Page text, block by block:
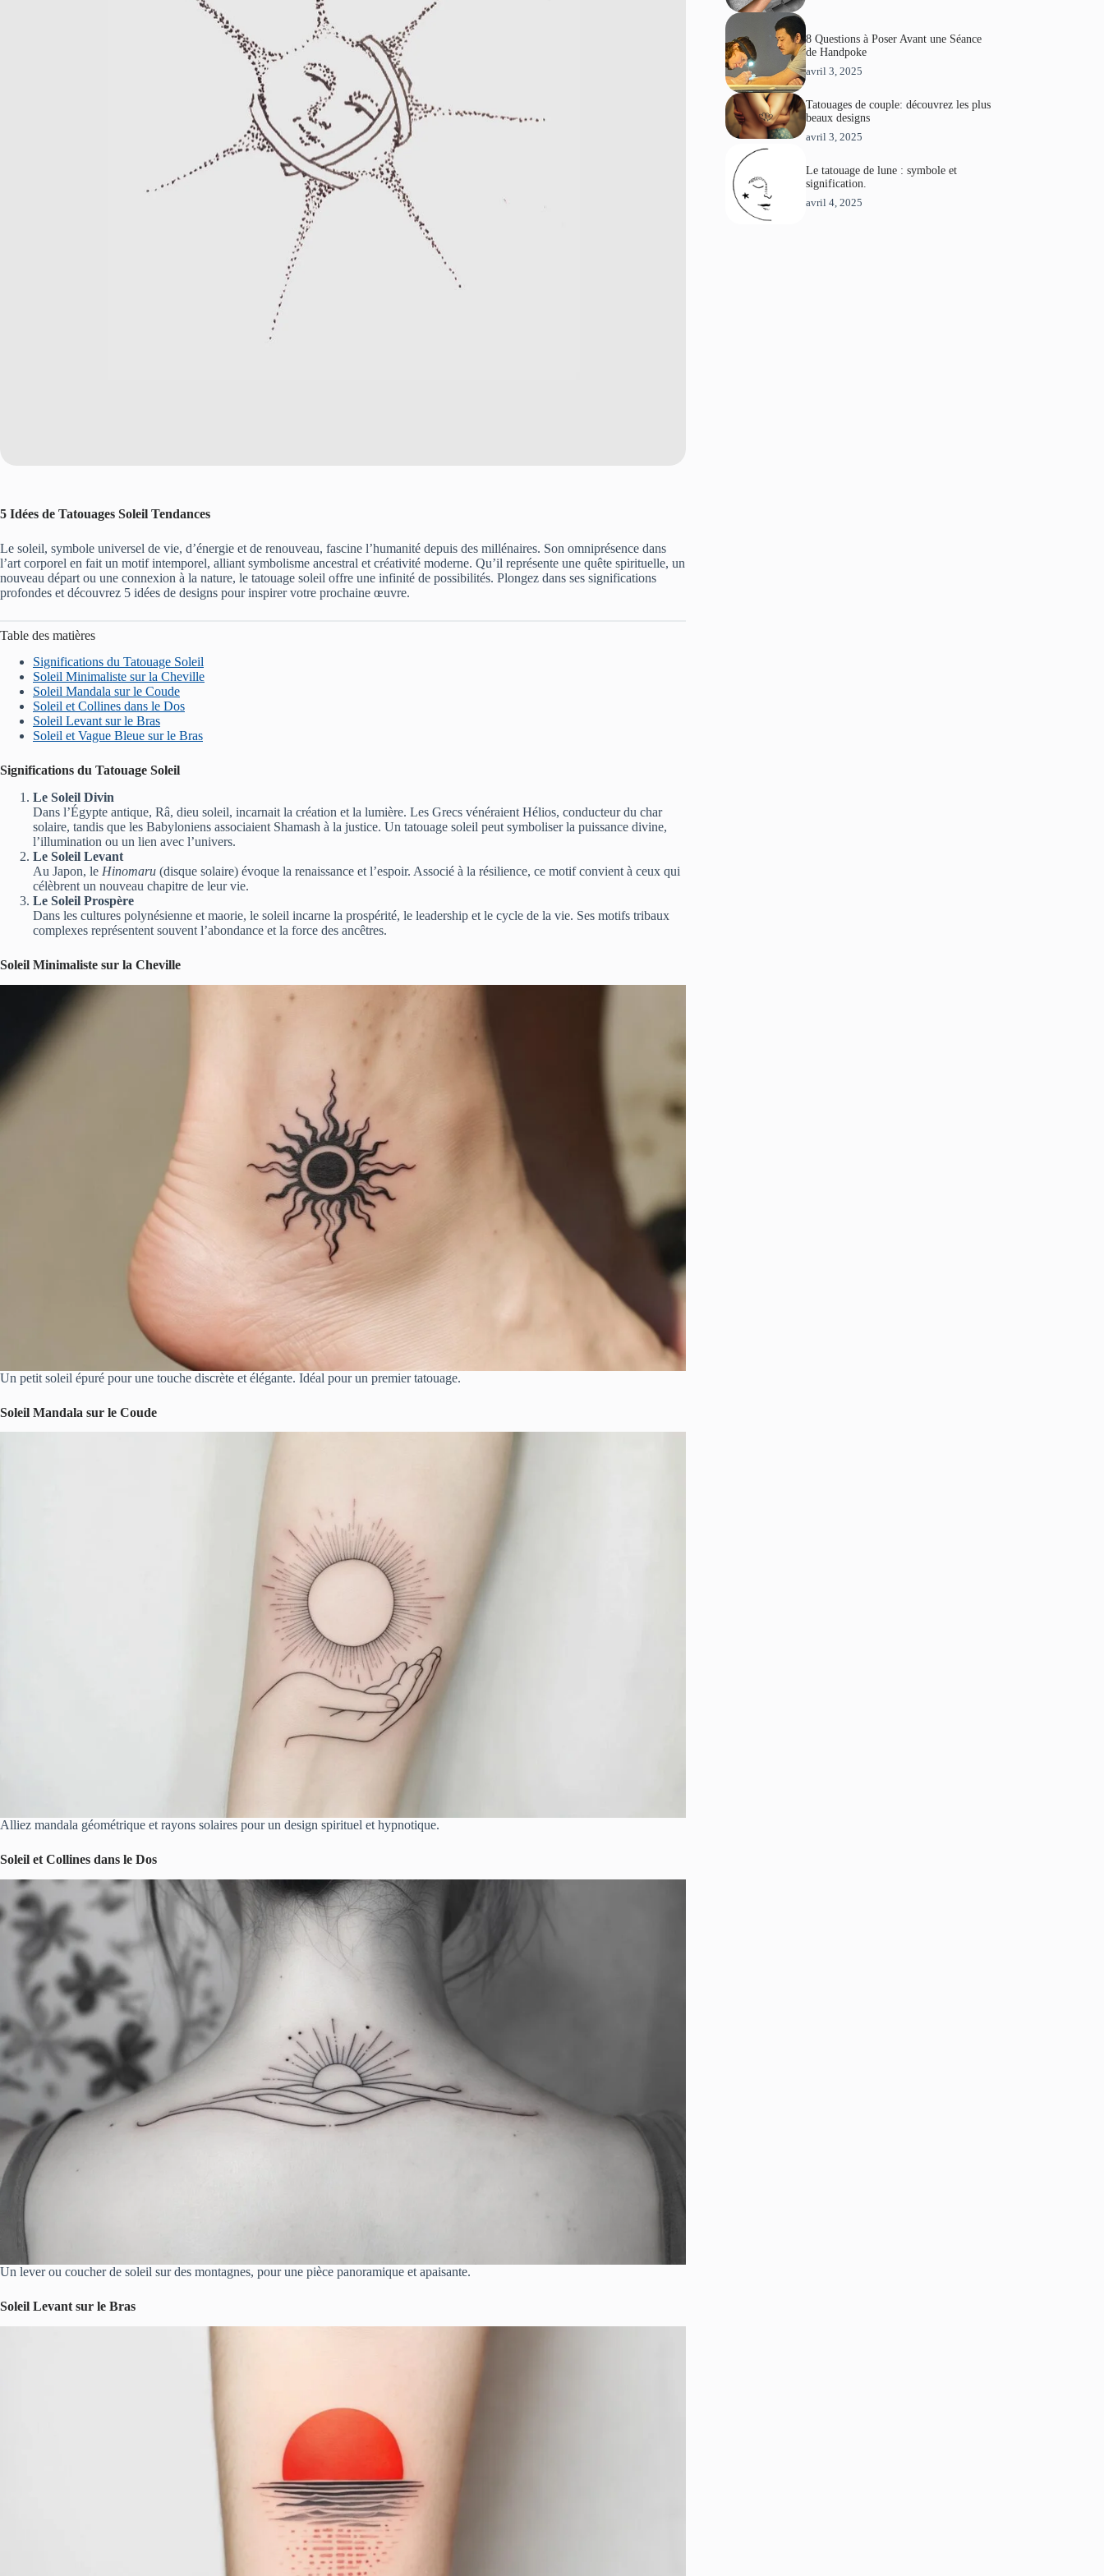
5 Idées de Tatouages Soleil Tendances
Le soleil, symbole universel de vie, d’énergie et de renouveau, fascine l’humanité depuis des millénaires. Son omniprésence dans
l’art corporel en fait un motif intemporel, alliant symbolisme ancestral et créativité moderne. Qu’il représente une quête spirituelle, un
nouveau départ ou une connexion à la nature, le tatouage soleil offre une infinité de possibilités. Plongez dans ses significations
profondes et découvrez 5 idées de designs pour inspirer votre prochaine œuvre.
Table des matières
Significations du Tatouage Soleil
Soleil Minimaliste sur la Cheville
Soleil Mandala sur le Coude
Soleil et Collines dans le Dos
Soleil Levant sur le Bras
Soleil et Vague Bleue sur le Bras
Significations du Tatouage Soleil
Le Soleil Divin
Dans l’Égypte antique, Râ, dieu soleil, incarnait la création et la lumière. Les Grecs vénéraient Hélios, conducteur du char
solaire, tandis que les Babyloniens associaient Shamash à la justice. Un tatouage soleil peut symboliser la puissance divine,
l’illumination ou un lien avec l’univers.
Le Soleil Levant
Au Japon, le Hinomaru (disque solaire) évoque la renaissance et l’espoir. Associé à la résilience, ce motif convient à ceux qui
célèbrent un nouveau chapitre de leur vie.
Le Soleil Prospère
Dans les cultures polynésienne et maorie, le soleil incarne la prospérité, le leadership et le cycle de la vie. Ses motifs tribaux
complexes représentent souvent l’abondance et la force des ancêtres.
Soleil Minimaliste sur la Cheville
Un petit soleil épuré pour une touche discrète et élégante. Idéal pour un premier tatouage.
Soleil Mandala sur le Coude
Alliez mandala géométrique et rayons solaires pour un design spirituel et hypnotique.
Soleil et Collines dans le Dos
Un lever ou coucher de soleil sur des montagnes, pour une pièce panoramique et apaisante.
Soleil Levant sur le Bras
8 Questions à Poser Avant une Séance
de Handpoke
avril 3, 2025
Tatouages de couple: découvrez les plus
beaux designs
avril 3, 2025
Le tatouage de lune : symbole et
signification.
avril 4, 2025